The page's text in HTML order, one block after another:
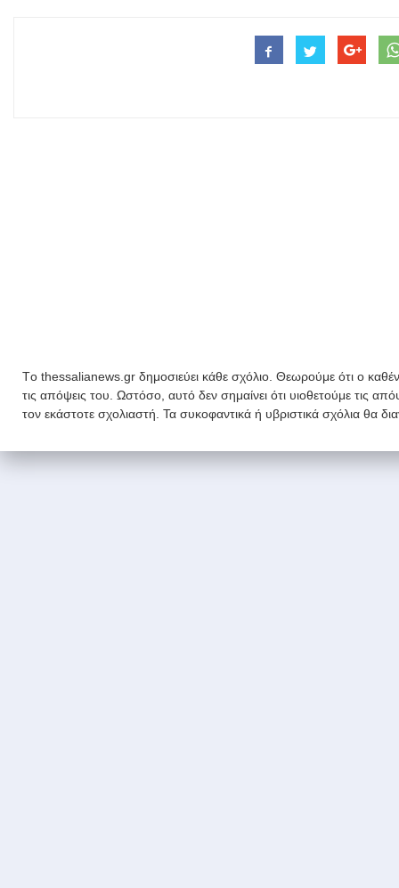
Tο thessalianews.gr δημοσιεύει κάθε σχόλιο. Θεωρούμε ότι ο
τις απόψεις του. Ωστόσο, αυτό δεν σημαίνει ότι υιοθετούμε τις
τον εκάστοτε σχολιαστή. Τα συκοφαντικά ή υβριστικά σχόλια θα